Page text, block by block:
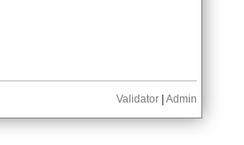
Validator Admin